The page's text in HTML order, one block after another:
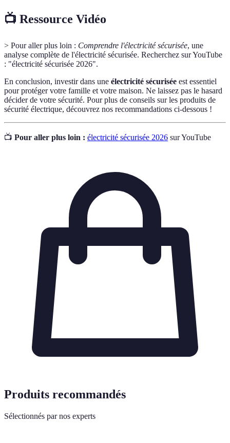
📺 Ressource Vidéo
> Pour aller plus loin : Comprendre l'électricité sécurisée, une
analyse complète de l'électricité sécurisée. Recherchez sur YouTube
: "électricité sécurisée 2026".
En conclusion, investir dans une électricité sécurisée est essentiel
pour protéger votre famille et votre maison. Ne laissez pas le hasard
décider de votre sécurité. Pour plus de conseils sur les produits de
sécurité électrique, découvrez nos recommandations ci-dessous !
📺 Pour aller plus loin : électricité sécurisée 2026 sur YouTube
Produits recommandés
Sélectionnés par nos experts